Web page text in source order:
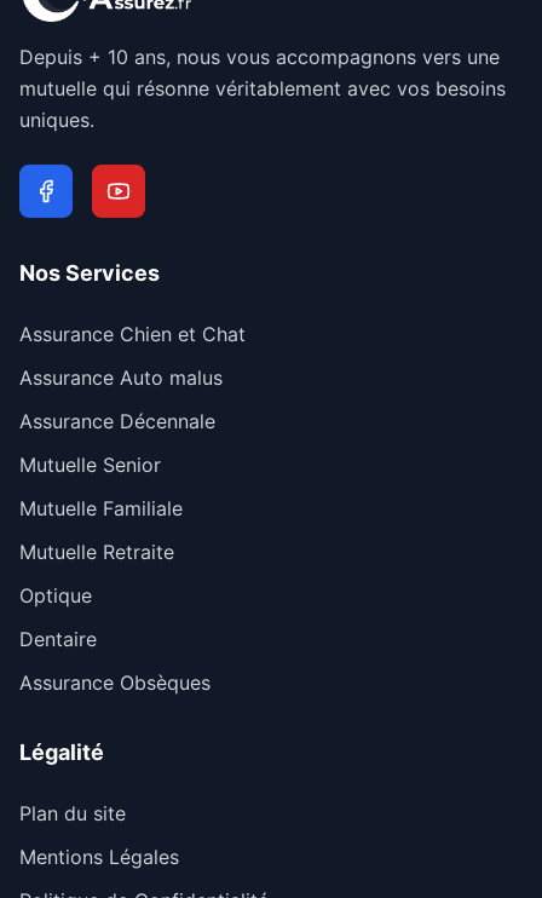
Depuis + 10 ans, nous vous accompagnons vers une
mutuelle qui résonne véritablement avec vos besoins
uniques.
Nos Services
Assurance Chien et Chat
Assurance Auto malus
Assurance Décennale
Mutuelle Senior
Mutuelle Familiale
Mutuelle Retraite
Optique
Dentaire
Assurance Obsèques
Légalité
Plan du site
Mentions Légales